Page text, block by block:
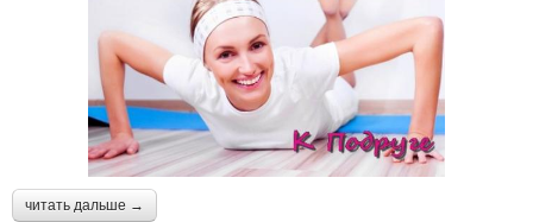
читать дальше →